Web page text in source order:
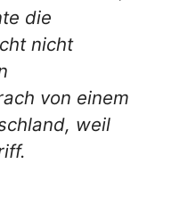
die
nicht
von einem
weil